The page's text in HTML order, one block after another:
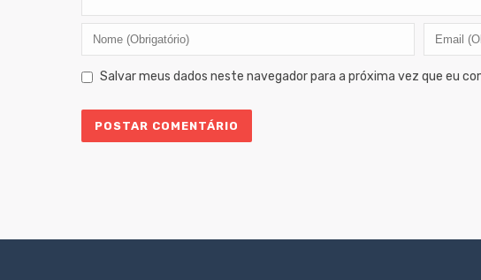
Salvar meus dados neste navegador para a próxima vez que eu